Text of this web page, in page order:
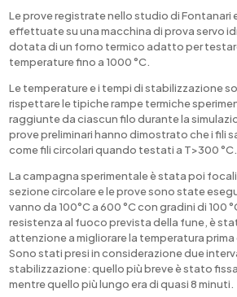
Le prove registrate nello studio di Fontanari
effettuate su una macchina di prova servo
dotata di un forno termico adatto per
temperature fino a 1000 °C.
Le temperature e i tempi di stabilizzazione
rispettare le tipiche rampe termiche
raggiunte da ciascun filo durante la
prove preliminari hanno dimostrato che i fili
come fili circolari quando testati a T>300 °C.
La campagna sperimentale è stata poi
sezione circolare e le prove sono state
vanno da 100°C a 600 °C con gradini di 100
resistenza al fuoco prevista della fune, è
attenzione a migliorare la temperatura prima
Sono stati presi in considerazione due
stabilizzazione: quello più breve è stato
mentre quello più lungo era di quasi 8 minuti.